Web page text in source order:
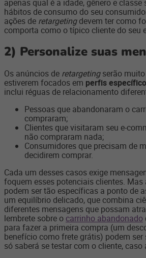
apenas qual é a idade, gênero e
hábitos de consumo do seu
ações de retargetingdevem ter como
comporta como o típico cliente do seu
2) Personalize suas
Os anúncios de retargetingserão
estiverem focados em perfis
inclui réguas de relacionamento
Pessoas que abandonaram o
compraram;
Clientes que visitaram seu e-
não compraram nada;
Consumidores que precisam de
decidirem comprar.
Cada um desses casos exige
foquem esses potenciais clientes.
podem ser tão específicas a ponto de
um equilíbrio delicado, que combina
diferentes mensagens que possam
lembrete sobre o carrinho abandonado
para fazer a primeira compra (um
benefício como frete grátis) podem
só saberá se testar com o cliente, caso